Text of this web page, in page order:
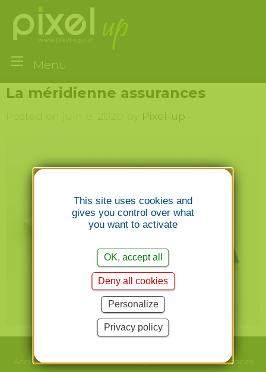
Menu
La méridienne assurances
Pixel-up
Accueil Le studio Webdesign/Print NosRéférences
This site uses cookies and
gives you control over what
you want to activate
OK, accept all
Deny all cookies
Personalize
Privacy policy